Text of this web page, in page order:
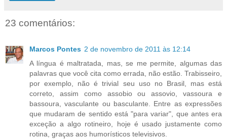
23 comentários:
Marcos Pontes 2 de novembro de 2011 às 12:14
A língua é maltratada, mas, se me permite, algumas das
palavras que você cita como errada, não estão. Trabisseiro,
por exemplo, não é trivial seu uso no Brasil, mas está
correto, assim como assobio ou assovio, vassoura e
bassoura, vasculante ou basculante. Entre as expressões
que mudaram de sentido está "para variar", que antes era
exceção a algo rotineiro, hoje é usado justamente como
rotina, graças aos humorísticos televisivos.